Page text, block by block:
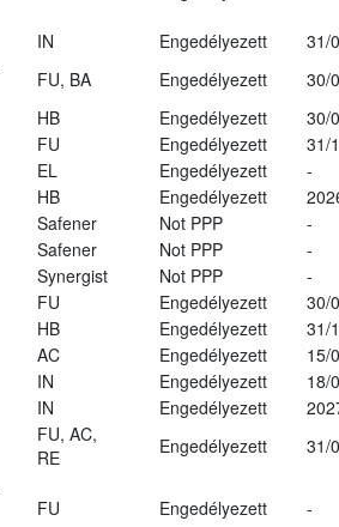
IN Engedélyezett
31/
FU, BA Engedélyezett
30/
HB Engedélyezett
30/
FU Engedélyezett
31/
EL Engedélyezett
-
HB Engedélyezett
Safener Not PPP
-
Safener Not PPP
-
Synergist Not PPP
-
FU Engedélyezett
30/
HB Engedélyezett
31/
AC Engedélyezett
15/
IN Engedélyezett
18/
IN Engedélyezett
FU, AC,
RE
Engedélyezett
31/
FU Engedélyezett -